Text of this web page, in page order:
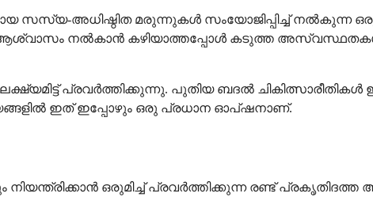
സസ്യ-അധിഷ്ഠിത മരുന്നുകൾ സംയോജിപ്പിച്ച് നൽകുന്ന ഒരു
ആശ്വാസം നൽകാൻ കഴിയാത്തപ്പോൾ കടുത്ത
പ്രവർത്തിക്കുന്നു. പുതിയ ബദൽ ചികിത്സാരീതികൾ
ഇത് ഇപ്പോഴും ഒരു പ്രധാന ഓപ്ഷനാണ്.
ഒരുമിച്ച് പ്രവർത്തിക്കുന്ന രണ്ട്